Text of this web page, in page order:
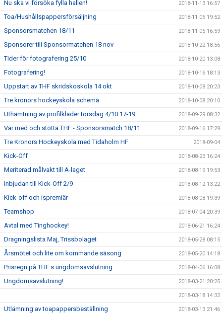
Nu ska vi försöka fylla hallen! 2018-11-13 16:57
Toa/Hushållspappersförsäljning 2018-11-05 19:52
Sponsorsmatchen 18/11 2018-11-05 16:59
Sponsorer till Sponsormatchen 18 nov 2018-10-22 18:56
Tider för fotografering 25/10 2018-10-20 13:08
Fotografering! 2018-10-16 18:13
Uppstart av THF skridskoskola 14 okt 2018-10-08 20:23
Tre kronors hockeyskola schema 2018-10-08 20:10
Uthämtning av profilkläder torsdag 4/10 17-19 2018-09-29 08:32
Var med och stötta THF - Sponsorsmatch 18/11 2018-09-16 17:29
Tre Kronors Hockeyskola med Tidaholm HF 2018-09-04
Kick-Off 2018-08-23 16:24
Meriterad målvakt till A-laget 2018-08-19 19:53
Inbjudan till Kick-Off 2/9 2018-08-12 13:22
Kick-off och ispremiär 2018-08-08 19:39
Teamshop 2018-07-04 20:39
Avtal med Tinghockey! 2018-06-21 16:24
Dragningslista Maj, Trissbolaget 2018-05-28 08:15
Årsmötet och lite om kommande säsong 2018-05-20 14:18
Prisregn på THF:s ungdomsavslutning 2018-04-06 16:08
Ungdomsavslutning! 2018-03-21 20:25
2018-03-18 14:32
Utlämning av toapappersbeställning 2018-03-13 21:46